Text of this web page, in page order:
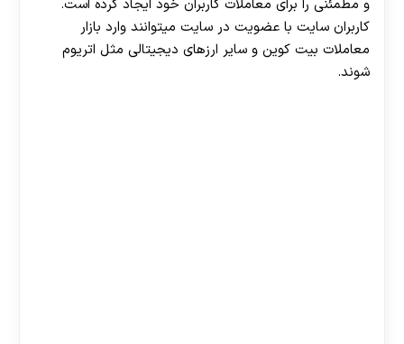
و مطمئنی را برای معاملات کاربران خود ایجاد کرده است.
کاربران سایت با عضویت در سایت میتوانند وارد بازار
معاملات بیت کوین و سایر ارزهای دیجیتالی مثل اتریوم
شوند.